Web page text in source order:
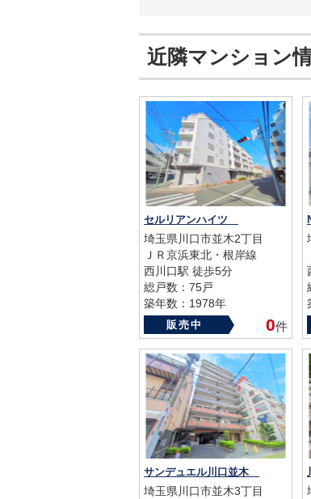
近隣マンション
セルリアンハイツ
埼玉県川口市並木2丁目
ＪＲ京浜東北・根岸線
西川口駅 徒歩5分
総戸数：75戸
築年数：1978年
販売中 0件
サンデュエル川口並木
埼玉県川口市並木3丁目